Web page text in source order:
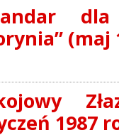
(maj
1987